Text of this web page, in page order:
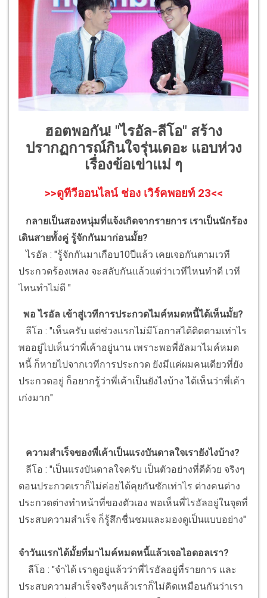
ฮอตพอกัน! "ไรอัล-ลีโอ" สร้าง
ปรากฏการณ์กินใจรุ่นเดอะ แอบห่วง
เรื่องข้อเข่าแม่ ๆ
>>ดูทีวีออนไลน์ ช่อง เวิร์คพอยท์ 23<<
กลายเป็นสองหนุ่มที่แจ้งเกิดจากรายการ เราเป็นนักร้อง
เดินสายทั้งคู่ รู้จักกันมาก่อนมั้ย?
ไรอัล : "รู้จักกันมาเกือบ10ปีแล้ว เคยเจอกันตามเวที
ประกวดร้องเพลง จะสลับกันแล้วแต่ว่าเวทีไหนทำดี เวที
ไหนทำไม่ดี "
พอ ไรอัล เข้าสู่เวทีการประกวดไมค์หมดหนี้ได้เห็นมั้ย?
ลีโอ : "เห็นครับ แต่ช่วงแรกไม่มีโอกาสได้ติดตามเท่าไร
พออยู่ไปเห็นว่าพี่เค้าอยู่นาน เพราะพอพี่อัลมาไมค์หมด
หนี้ ก็หายไปจากเวทีการประกวด ยังมีแค่ผมคนเดียวที่ยัง
ประกวดอยู่ ก็อยากรู้ว่าพี่เค้าเป็นยังไงบ้าง ได้เห็นว่าพี่เค้า
เก่งมาก"
ความสำเร็จของพี่เค้าเป็นแรงบันดาลใจเรายังไงบ้าง?
ลีโอ : "เป็นแรงบันดาลใจครับ เป็นตัวอย่างที่ดีด้วย จริงๆ
ตอนประกวดเราก็ไม่ค่อยได้คุยกันซักเท่าไร ต่างคนต่าง
ประกวดต่างทำหน้าที่ของตัวเอง พอเห็นพี่ไรอัลอยู่ในจุดที่
ประสบความสำเร็จ ก็รู้สึกชื่นชมและมองดูเป็นแบบอย่าง"
จำวันแรกได้มั้ยที่มาไมค์หมดหนี้แล้วเจอไอดอลเรา?
ลีโอ : "จำได้ เราดูอยู่แล้วว่าพี่ไรอัลอยู่ที่รายการ และ
ประสบความสำเร็จจริงๆแล้วเราก็ไม่คิดเหมือนกันว่าเรา